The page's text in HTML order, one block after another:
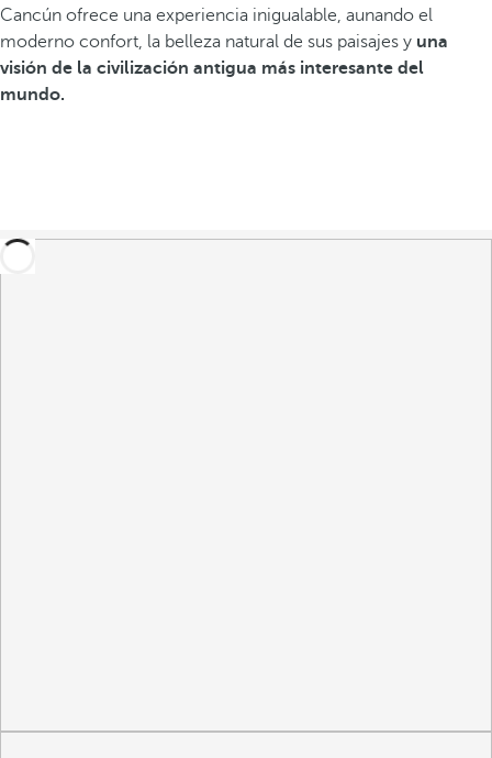
Cancún ofrece una experiencia inigualable, aunando el
moderno confort, la belleza natural de sus paisajes y una
visión de la civilización antigua más interesante del
mundo.